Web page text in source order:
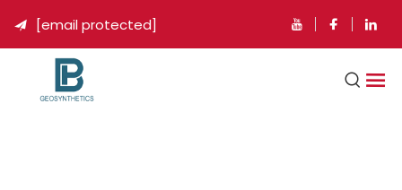
 [email protected]